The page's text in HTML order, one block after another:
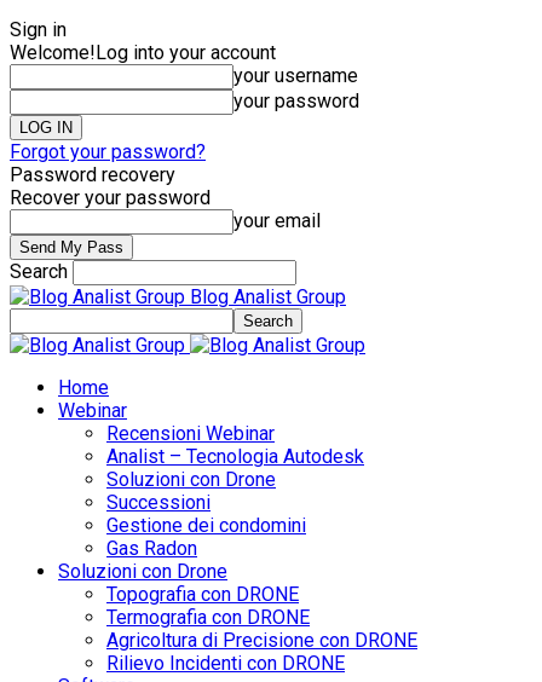
Sign in
Welcome!Log into your account
your username
your password
Forgot your password?
Password recovery
Recover your password
your email
Search
Blog Analist Group
Home
Webinar
Recensioni Webinar
Analist – Tecnologia Autodesk
Soluzioni con Drone
Successioni
Gestione dei condomini
Gas Radon
Soluzioni con Drone
Topografia con DRONE
Termografia con DRONE
Agricoltura di Precisione con DRONE
Rilievo Incidenti con DRONE